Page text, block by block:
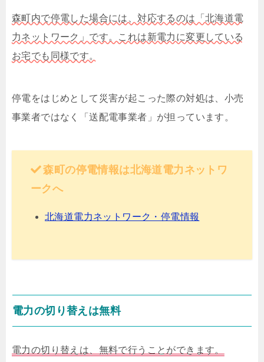
森町内で停電した場合には、対応するのは「北海道電
力ネットワーク」です。これは新電力に変更している
お宅でも同様です。
停電をはじめとして災害が起こった際の対処は、小売
事業者ではなく「送配電事業者」が担っています。
森町の停電情報は北海道電力ネットワ
ークへ
北海道電力ネットワーク・停電情報
電力の切り替えは無料
電力の切り替えは、無料で行うことができます。